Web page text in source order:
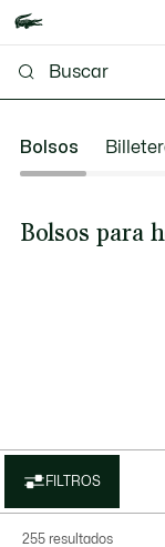
Bolsos
Bolsos para
FILTROS
255 resultados